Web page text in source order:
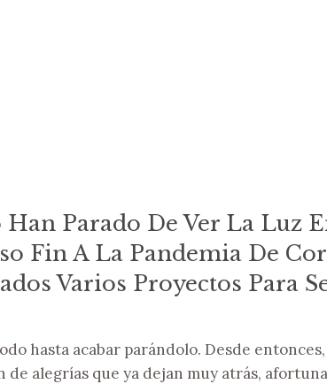
Parado De Ver La Luz
Fin A La Pandemia De
Varios Proyectos Para
hasta acabar parándolo. Desde
alegrías que ya dejan muy atrás,